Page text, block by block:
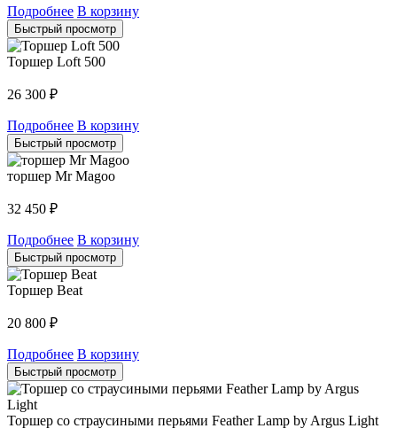
Подробнее В корзину
Быстрый просмотр
Торшер Loft 500
26 300 ₽
Подробнее В корзину
Быстрый просмотр
торшер Mr Magoo
32 450 ₽
Подробнее В корзину
Быстрый просмотр
Торшер Beat
20 800 ₽
Подробнее В корзину
Быстрый просмотр
Торшер со страусиными перьями Feather Lamp by Argus Light